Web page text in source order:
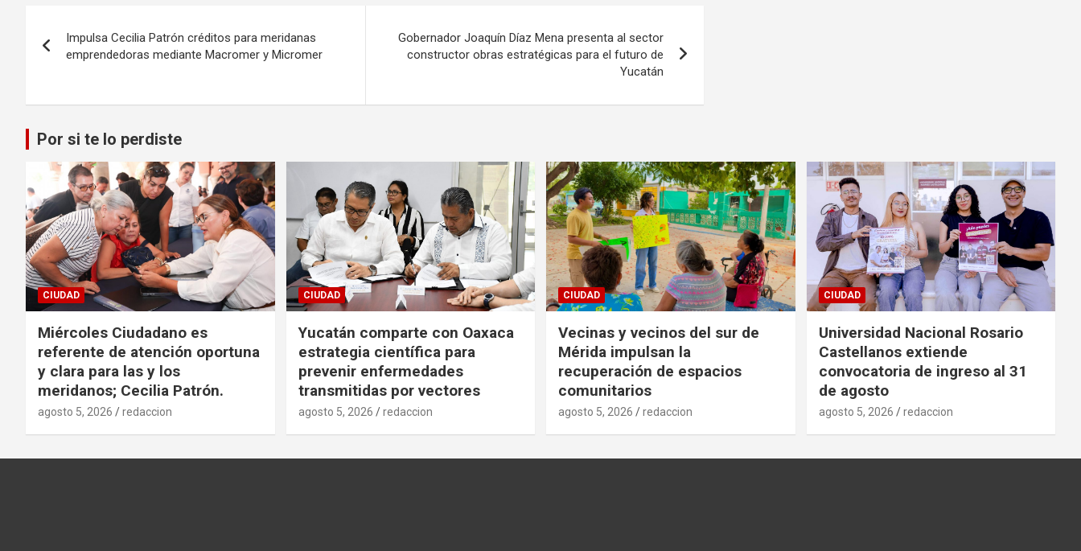
de
Impulsa Cecilia Patrón créditos para meridanas
emprendedoras mediante Macromer y Micromer
Gobernador Joaquín Díaz Mena presenta al sector
constructor obras estratégicas para el futuro de
Yucatán
Por si te lo perdiste
CIUDAD
Miércoles Ciudadano es
referente de atención oportuna
y clara para las y los
meridanos; Cecilia Patrón.
agosto 5, 2026 redaccion
CIUDAD
Yucatán comparte con Oaxaca
estrategia científica para
prevenir enfermedades
transmitidas por vectores
agosto 5, 2026 redaccion
CIUDAD
Vecinas y vecinos del sur de
Mérida impulsan la
recuperación de espacios
comunitarios
agosto 5, 2026 redaccion
CIUDAD
Universidad Nacional Rosario
Castellanos extiende
convocatoria de ingreso al 31
de agosto
agosto 5, 2026 redaccion